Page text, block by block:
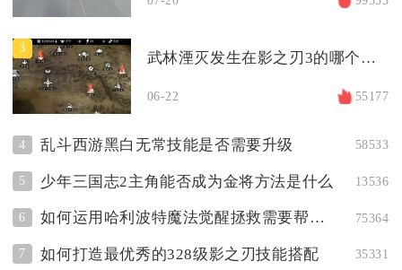
3
武林湮灭发生在影之刃3的哪个位置
06-22 55177
4 乱斗西游黑白无常技能是否需要升级 58533
5 少年三国志2主角能否成为金将方法是什么 13536
6 如何运用哈利波特魔法觉醒拯救需要帮助的人 75364
7 如何打造最优秀的328级影之刃技能搭配 35331